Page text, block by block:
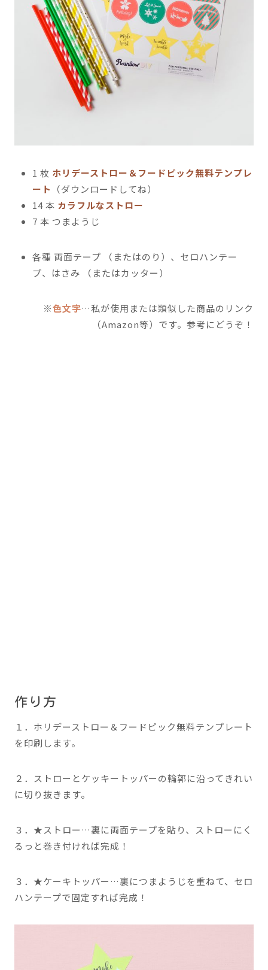
1 枚 ホリデーストロー＆フードピック無料テンプレ
ート
（ダウンロードしてね）
14 本 カラフルなストロー
7 本 つまようじ
各種 両面テープ （またはのり）、セロハンテー
プ、はさみ （またはカッター）
※色文字…私が使用または類似した商品のリンク
（Amazon等）です。参考にどうぞ！
作り方
１．ホリデーストロー＆フードピック無料テンプレート
を印刷します。
２．ストローとケッキートッパーの輪郭に沿ってきれい
に切り抜きます。
３．★ストロー…裏に両面テープを貼り、ストローにく
るっと巻き付ければ完成！
３．★ケーキトッパー…裏につまようじを重ねて、セロ
ハンテープで固定すれば完成！